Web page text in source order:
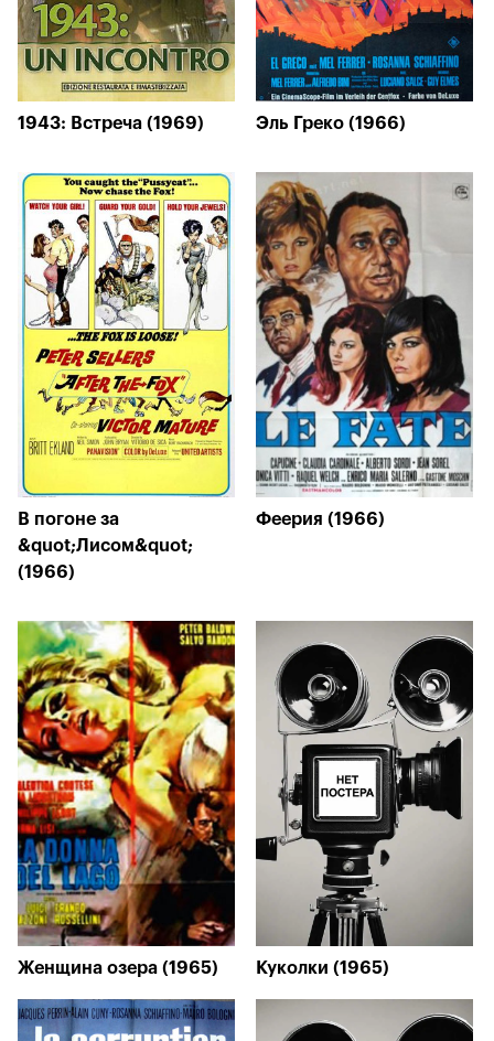
1943: Встреча (1969) Эль Греко (1966)
В погоне за
&quot;Лисом&quot;
(1966)
Феерия (1966)
Женщина озера (1965) Куколки (1965)